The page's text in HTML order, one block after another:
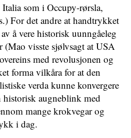
som i Occupy-rørsla,
For det andre at handtrykket
å vere historisk uunngåeleg
(Mao visste sjølvsagt at USA
med revolusjonen og
forma vilkåra for at den
verda kunne konvergere
augneblink med
mange krokvegar og
i dag.